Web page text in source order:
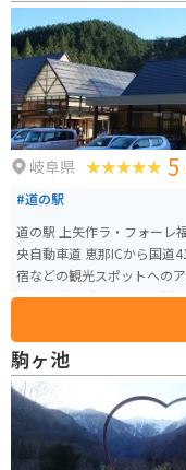
百選に選ばれた「根道神社
取峡谷」など、自然豊かな
岐阜県 5
#道の駅
道の駅 上矢作ラ・フォーレ
央自動車道 恵那ICから国道
宿などの観光スポットへのアクセスも良好で
売する直売所や、地元食材
います。特に、恵那市のブ
めです。 バイクで訪れる場合、駐車場は広く停めやすいので安心です。周辺
は自然豊かな山間部で、ツ
足を延ばせば、恵那峡や馬
ます。 お土産には、恵那市の特産品である「栗きんとん」や「五平餅」がお
すすめです。道の駅で購入
駒ヶ池